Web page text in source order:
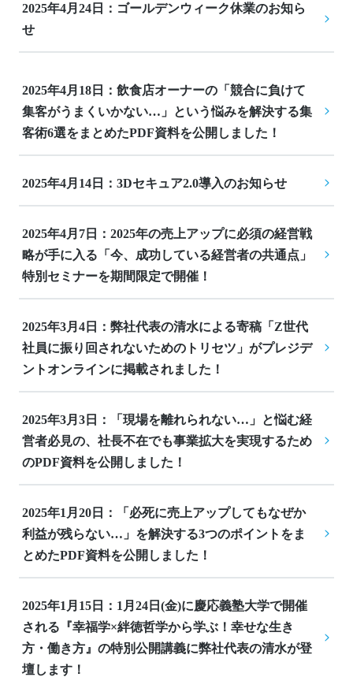
2025年4月24日：ゴールデンウィーク休業のお知ら
せ
2025年4月18日：飲食店オーナーの「競合に負けて
集客がうまくいかない…」という悩みを解決する集
客術6選をまとめたPDF資料を公開しました！
2025年4月14日：3Dセキュア2.0導入のお知らせ
2025年4月7日：2025年の売上アップに必須の経営戦
略が手に入る「今、成功している経営者の共通点」
特別セミナーを期間限定で開催！
2025年3月4日：弊社代表の清水による寄稿「Z世代
社員に振り回されないためのトリセツ」がプレジデ
ントオンラインに掲載されました！
2025年3月3日：「現場を離れられない…」と悩む経
営者必見の、社長不在でも事業拡大を実現するため
のPDF資料を公開しました！
2025年1月20日：「必死に売上アップしてもなぜか
利益が残らない…」を解決する3つのポイントをま
とめたPDF資料を公開しました！
2025年1月15日：1月24日(金)に慶応義塾大学で開催
される『幸福学×絆徳哲学から学ぶ！幸せな生き
方・働き方』の特別公開講義に弊社代表の清水が登
壇します！